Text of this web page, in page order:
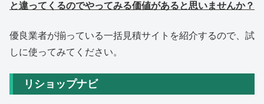
と違ってくるのでやってみる価値があると思いませんか？
優良業者が揃っている一括見積サイトを紹介するので、試
しに使ってみてください。
リショップナビ